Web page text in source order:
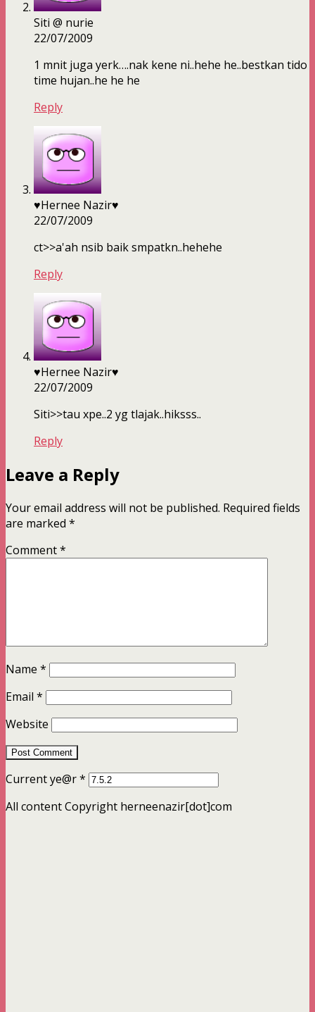
Siti @ nurie
22/07/2009
1 mnit juga yerk….nak kene ni..hehe he..bestkan tido
time hujan..he he he
Reply
♥Hernee Nazir♥
22/07/2009
ct>>a'ah nsib baik smpatkn..hehehe
Reply
♥Hernee Nazir♥
22/07/2009
Siti>>tau xpe..2 yg tlajak..hiksss..
Reply
Leave a Reply
Your email address will not be published. Required fields
are marked *
Comment*
Name *
Email *
Website
Current ye@r*
All content Copyright herneenazir[dot]com